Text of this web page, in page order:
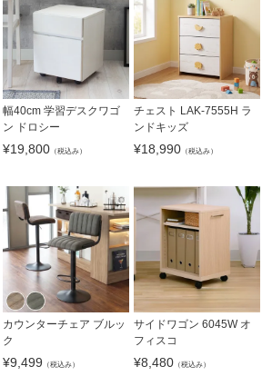
幅40cm 学習デスクワゴ
ン ドロシー
¥19,800 （税込み）
チェスト LAK-7555H ラ
ンドキッズ
¥18,990（税込み）
カウンターチェア ブルッ
ク
¥9,499 （税込み）
サイドワゴン 6045W オ
フィスコ
¥8,480（税込み）